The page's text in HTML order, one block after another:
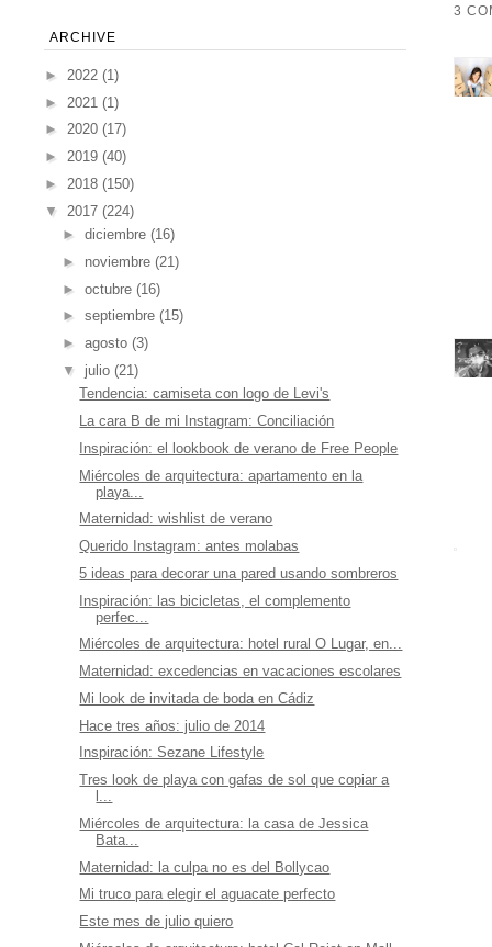
3
ARCHIVE
► 2022 (1)
► 2021 (1)
► 2020 (17)
► 2019 (40)
► 2018 (150)
▼ 2017 (224)
► diciembre (16)
► noviembre (21)
► octubre (16)
► septiembre (15)
► agosto (3)
▼ julio (21)
Tendencia: camiseta con logo de Levi's
La cara B de mi Instagram: Conciliación
Inspiración: el lookbook de verano de Free People
Miércoles de arquitectura: apartamento en la
playa...
Maternidad: wishlist de verano
Querido Instagram: antes molabas
5 ideas para decorar una pared usando sombreros
Inspiración: las bicicletas, el complemento
perfec...
Miércoles de arquitectura: hotel rural O Lugar, en...
Maternidad: excedencias en vacaciones escolares
Mi look de invitada de boda en Cádiz
Hace tres años: julio de 2014
Inspiración: Sezane Lifestyle
Tres look de playa con gafas de sol que copiar a
l...
Miércoles de arquitectura: la casa de Jessica
Bata...
Maternidad: la culpa no es del Bollycao
Mi truco para elegir el aguacate perfecto
Este mes de julio quiero